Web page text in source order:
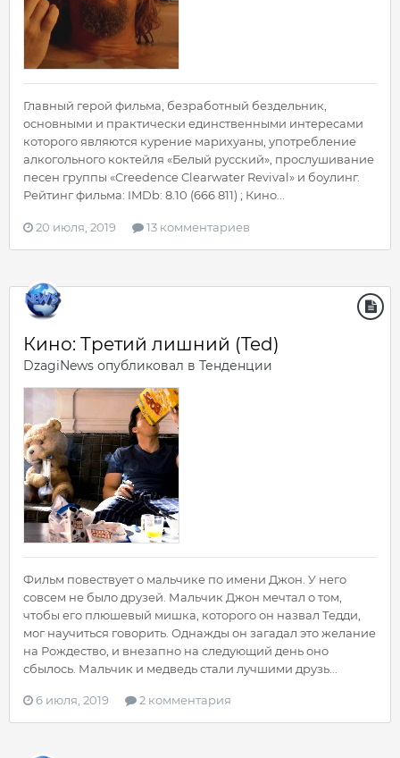
Главный герой фильма, безработный бездельник,
основными и практически единственными интересами
которого являются курение марихуаны, употребление
алкогольного коктейля «Белый русский», прослушивание
песен группы «Creedence Clearwater Revival» и боулинг.
Рейтинг фильма: IMDb: 8.10 (666 811) ; Кино...
20 июля, 2019 13 комментариев
Кино: Третий лишний (Ted)
DzagiNews опубликовал в Тенденции
Фильм повествует о мальчике по имени Джон. У него
совсем не было друзей. Мальчик Джон мечтал о том,
чтобы его плюшевый мишка, которого он назвал Тедди,
мог научиться говорить. Однажды он загадал это желание
на Рождество, и внезапно на следующий день оно
сбылось. Мальчик и медведь стали лучшими друзь...
6 июля, 2019 2 комментария